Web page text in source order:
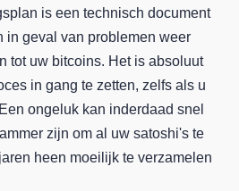
is een technisch document
in geval van problemen weer
tot uw bitcoins. Het is absoluut
in gang te zetten, zelfs als u
ongeluk kan inderdaad snel
zijn om al uw satoshi's te
heen moeilijk te verzamelen